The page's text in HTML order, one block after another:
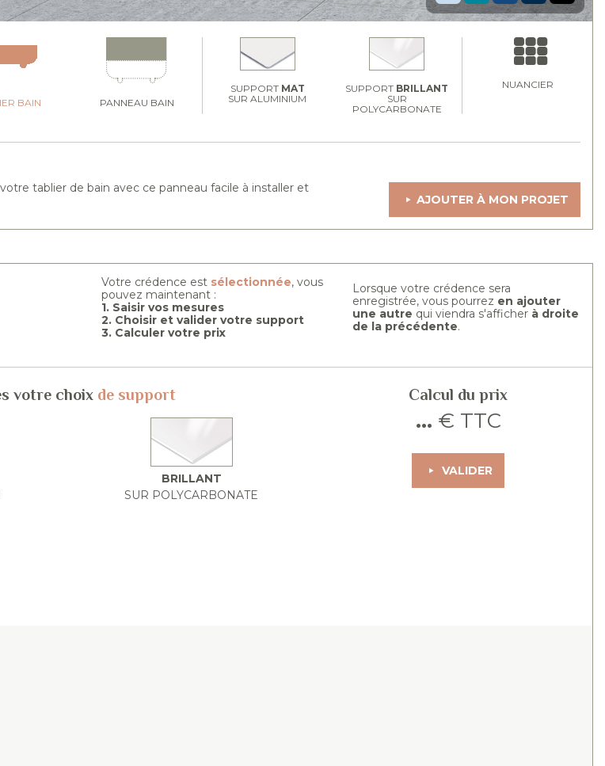
BAIN PANNEAU BAIN
SUPPORT MAT
SUR ALUMINIUM
SUPPORT BRILLANT
SUR
POLYCARBONATE
NUANCIER
tablier de bain avec ce panneau facile à installer et
AJOUTER À MON PROJET
Votre crédence est sélectionnée, vous
pouvez maintenant :
1. Saisir vos mesures
2. Choisir et valider votre support
3. Calculer votre prix
Lorsque votre crédence sera
enregistrée, vous pourrez en ajouter
une autre qui viendra s'afficher à droite
de la précédente.
votre choix de support
BRILLANT
SUR POLYCARBONATE
Calcul du prix
... € TTC
VALIDER